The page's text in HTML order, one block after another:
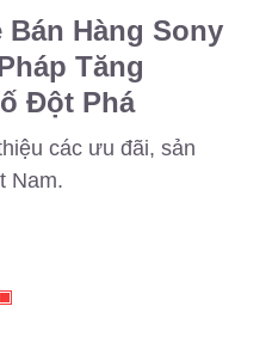
Bán Hàng Sony
Tăng
Đột Phá
các ưu đãi, sản
Nam.